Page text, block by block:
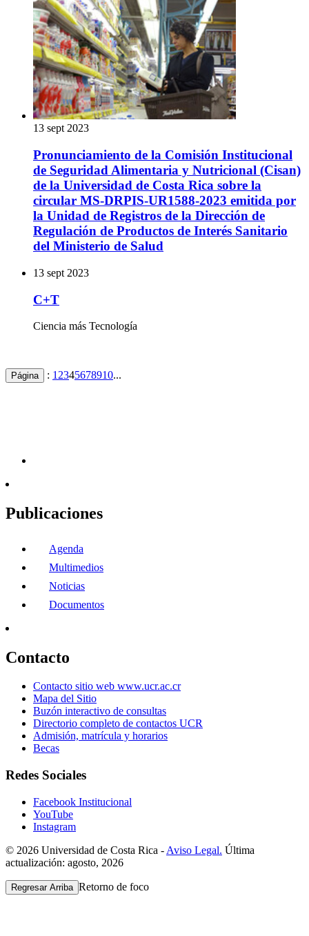
13 sept 2023
Pronunciamiento de la Comisión Institucional
de Seguridad Alimentaria y Nutricional (Cisan)
de la Universidad de Costa Rica sobre la
circular MS-DRPIS-UR1588-2023 emitida por
la Unidad de Registros de la Dirección de
Regulación de Productos de Interés Sanitario
del Ministerio de Salud
13 sept 2023
C+T
Ciencia más Tecnología
Página : 1 2345678910...
Publicaciones
Agenda
Multimedios
Noticias
Documentos
Contacto
Contacto sitio web www.ucr.ac.cr
Mapa del Sitio
Buzón interactivo de consultas
Directorio completo de contactos UCR
Admisión, matrícula y horarios
Becas
Redes Sociales
Facebook Institucional
YouTube
Instagram
© 2026 Universidad de Costa Rica - Aviso Legal. Última
actualización: agosto, 2026
Regresar Arriba Retorno de foco